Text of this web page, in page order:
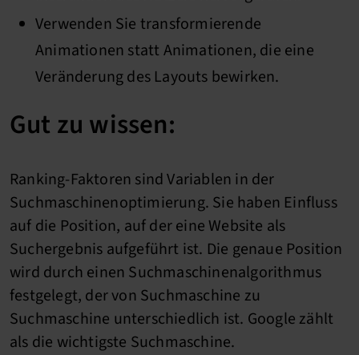
Verwenden Sie transformierende
Animationen statt Animationen, die eine
Veränderung des Layouts bewirken.
Gut zu wissen:
Ranking-Faktoren sind Variablen in der
Suchmaschinenoptimierung. Sie haben Einfluss
auf die Position, auf der eine Website als
Suchergebnis aufgeführt ist. Die genaue Position
wird durch einen Suchmaschinenalgorithmus
festgelegt, der von Suchmaschine zu
Suchmaschine unterschiedlich ist. Google zählt
als die wichtigste Suchmaschine.